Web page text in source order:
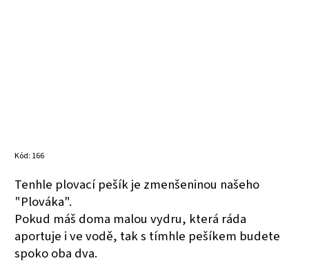
Kód: 166
Tenhle plovací pešík je zmenšeninou našeho
"Plováka".
Pokud máš doma malou vydru, která ráda
aportuje i ve vodě, tak s tímhle pešíkem budete
spoko oba dva.